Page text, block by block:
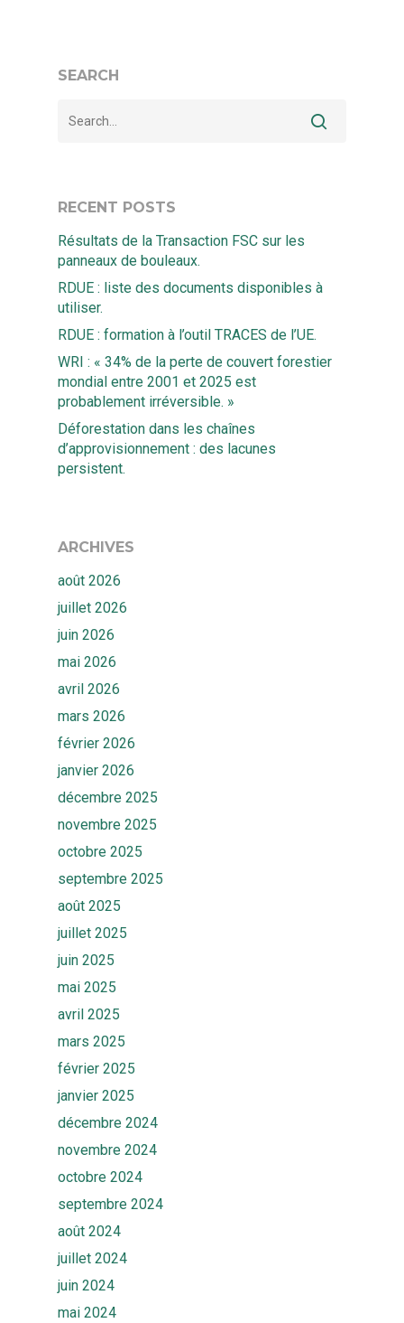
SEARCH
RECENT POSTS
Résultats de la Transaction FSC sur les
panneaux de bouleaux.
RDUE : liste des documents disponibles à
utiliser.
RDUE : formation à l’outil TRACES de l’UE.
WRI : « 34% de la perte de couvert forestier
mondial entre 2001 et 2025 est
probablement irréversible. »
Déforestation dans les chaînes
d’approvisionnement : des lacunes
persistent.
ARCHIVES
août 2026
juillet 2026
juin 2026
mai 2026
avril 2026
mars 2026
février 2026
janvier 2026
décembre 2025
novembre 2025
octobre 2025
septembre 2025
août 2025
juillet 2025
juin 2025
mai 2025
avril 2025
mars 2025
février 2025
janvier 2025
décembre 2024
novembre 2024
octobre 2024
septembre 2024
août 2024
juillet 2024
juin 2024
mai 2024